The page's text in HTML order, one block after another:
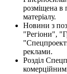
розміщена в
матеріалу.
Новини з
"Регіони",
реклами.
Розділ